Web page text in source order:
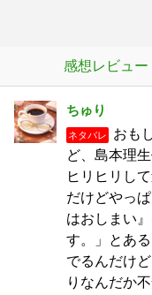
感想レビュー
ちゅり
ネタバレ
おも
ど、島本理
ヒリヒリし
だけどやっ
はおしまい
す。」とあ
でるんだけ
りなんだか